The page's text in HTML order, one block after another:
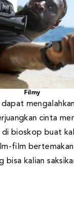
Filmy
cinta
di bioskop buat
film bertemakan
bisa kalian